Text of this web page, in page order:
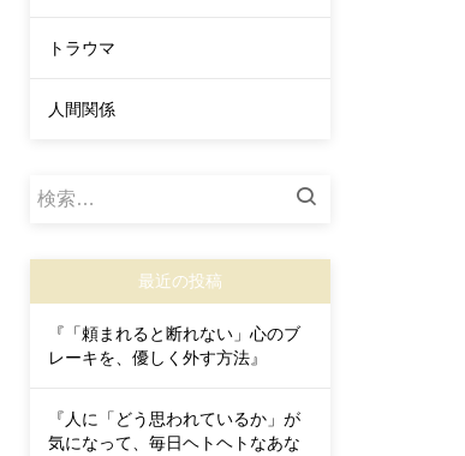
トラウマ
人間関係
検
最近の投稿
『「頼まれると断れない」心のブ
レーキを、優しく外す方法』
『人に「どう思われているか」が
気になって、毎日ヘトヘトなあな